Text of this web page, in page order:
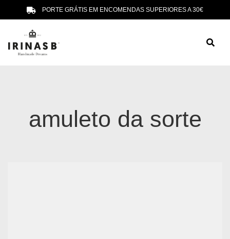
PORTE GRÁTIS EM ENCOMENDAS SUPERIORES A 30€
amuleto da sorte